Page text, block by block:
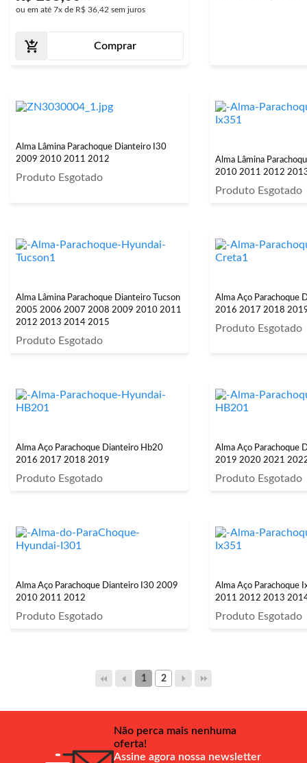
ou em até 7x de R$ 36,42 sem juros
Comprar
Alma Lâmina Parachoque Dianteiro I30
2009 2010 2011 2012
Produto Esgotado
Alma Lâmina
2010 2011 2012
Produto Esgotado
Alma Lâmina Parachoque Dianteiro Tucson
2005 2006 2007 2008 2009 2010 2011
2012 2013 2014 2015
Produto Esgotado
Alma Aço Parachoque
2016 2017 2018
Produto Esgotado
Alma Aço Parachoque Dianteiro Hb20
2016 2017 2018 2019
Produto Esgotado
Alma Aço Parachoque
2019 2020 2021
Produto Esgotado
Alma Aço Parachoque Dianteiro I30 2009
2010 2011 2012
Produto Esgotado
Alma Aço Parachoque
2011 2012 2013
Produto Esgotado
1 2
Não perca mais nenhuma
oferta!
Assine agora nossa newsletter